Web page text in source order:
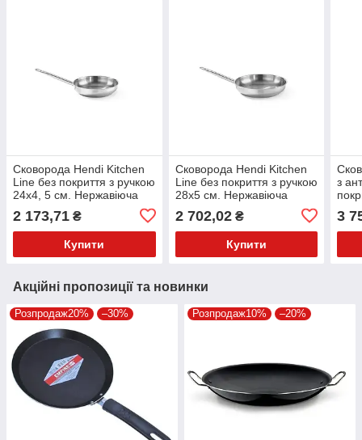
Сковорода Hendi Kitchen
Line без покриття з ручкою
24х4, 5 см. Нержавіюча
2 173,71 ₴
Купити
Сковорода Hendi Kitchen
Line без покриття з ручкою
28х5 см. Нержавіюча
2 702,02₴
Купити
з
3
Акційні пропозиції та новинки
Розпродаж20% –30% Розпродаж10% –20%